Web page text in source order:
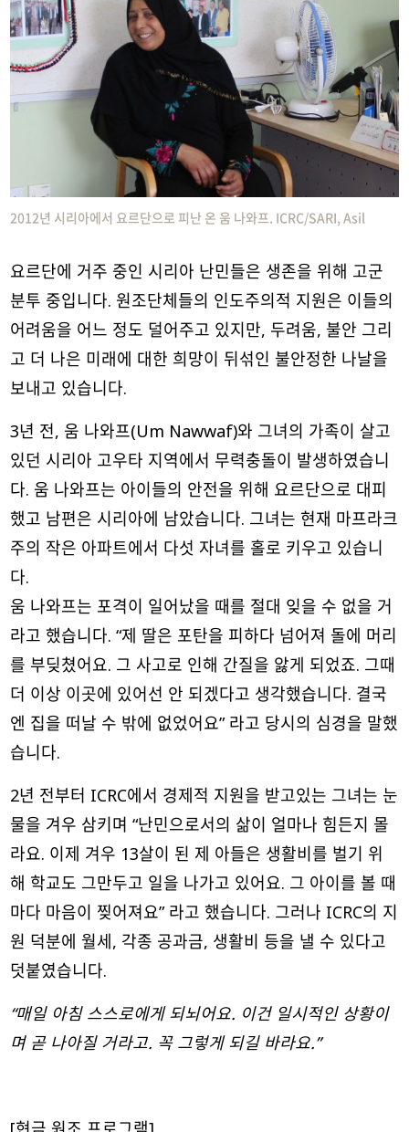
2012년 시리아에서 요르단으로 피난 온 움 나와프. ICRC/SARI, Asil
요르단에 거주 중인 시리아 난민들은 생존을 위해 고군
분투 중입니다. 원조단체들의 인도주의적 지원은 이들의
어려움을 어느 정도 덜어주고 있지만, 두려움, 불안 그리
고 더 나은 미래에 대한 희망이 뒤섞인 불안정한 나날을
보내고 있습니다.
3년 전, 움 나와프(Um Nawwaf)와 그녀의 가족이 살고
있던 시리아 고우타 지역에서 무력충돌이 발생하였습니
다. 움 나와프는 아이들의 안전을 위해 요르단으로 대피
했고 남편은 시리아에 남았습니다. 그녀는 현재 마프라크
주의 작은 아파트에서 다섯 자녀를 홀로 키우고 있습니
다.
움 나와프는 포격이 일어났을 때를 절대 잊을 수 없을 거
라고 했습니다. “제 딸은 포탄을 피하다 넘어져 돌에 머리
를 부딪쳤어요. 그 사고로 인해 간질을 앓게 되었죠. 그때
더 이상 이곳에 있어선 안 되겠다고 생각했습니다. 결국
엔 집을 떠날 수 밖에 없었어요” 라고 당시의 심경을 말했
습니다.
2년 전부터 ICRC에서 경제적 지원을 받고있는 그녀는 눈
물을 겨우 삼키며 “난민으로서의 삶이 얼마나 힘든지 몰
라요. 이제 겨우 13살이 된 제 아들은 생활비를 벌기 위
해 학교도 그만두고 일을 나가고 있어요. 그 아이를 볼 때
마다 마음이 찢어져요” 라고 했습니다. 그러나 ICRC의 지
원 덕분에 월세, 각종 공과금, 생활비 등을 낼 수 있다고
덧붙였습니다.
“매일 아침 스스로에게 되뇌어요. 이건 일시적인 상황이
며 곧 나아질 거라고. 꼭 그렇게 되길 바라요.”